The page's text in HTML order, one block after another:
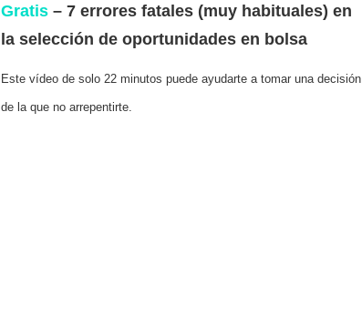
Gratis– 7 errores fatales (muy habituales) en
la selección de oportunidades en bolsa
Este vídeo de solo 22 minutos puede ayudarte a tomar una decisión
de la que no arrepentirte.